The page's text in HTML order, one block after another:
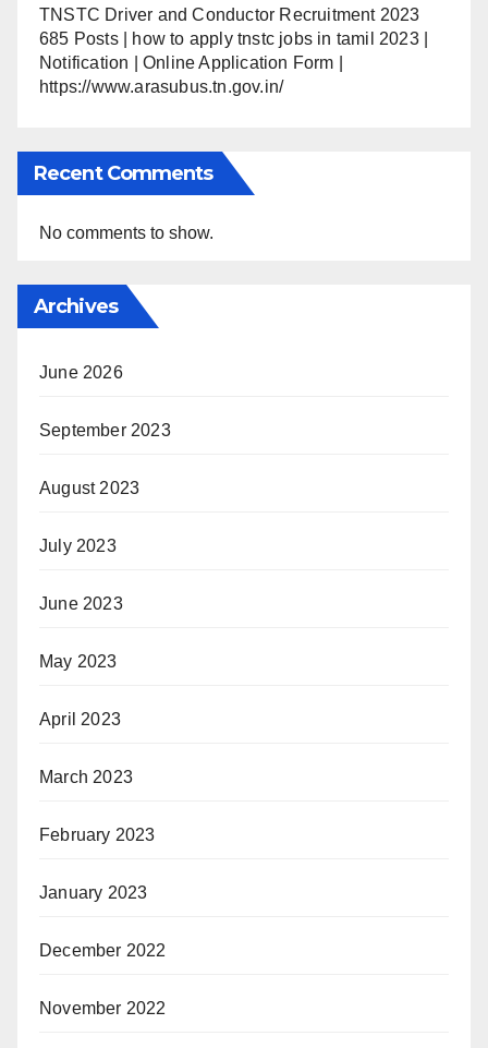
TNSTC Driver and Conductor Recruitment 2023
685 Posts | how to apply tnstc jobs in tamil 2023 |
Notification | Online Application Form |
https://www.arasubus.tn.gov.in/
Recent Comments
No comments to show.
Archives
June 2026
September 2023
August 2023
July 2023
June 2023
May 2023
April 2023
March 2023
February 2023
January 2023
December 2022
November 2022